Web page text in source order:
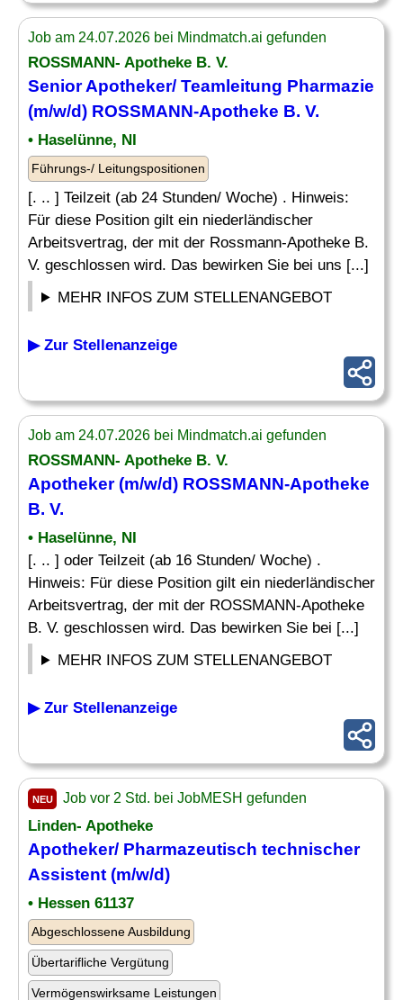
Job am 24.07.2026 bei Mindmatch.ai gefunden
ROSSMANN- Apotheke B. V.
SeniorApotheker/ Teamleitung Pharmazie
(m/w/d) ROSSMANN-Apotheke B. V.
• Haselünne, NI
Führungs-/ Leitungspositionen
[. .. ] Teilzeit (ab 24 Stunden/ Woche) . Hinweis:
Für diese Position gilt ein niederländischer
Arbeitsvertrag, der mit der Rossmann-Apotheke B.
V. geschlossen wird. Das bewirken Sie bei uns [...]
MEHR INFOS ZUM STELLENANGEBOT
▶ Zur Stellenanzeige
Job am 24.07.2026 bei Mindmatch.ai gefunden
ROSSMANN- Apotheke B. V.
Apotheker(m/w/d) ROSSMANN-Apotheke
B. V.
• Haselünne, NI
[. .. ] oder Teilzeit (ab 16 Stunden/ Woche) .
Hinweis: Für diese Position gilt ein niederländischer
Arbeitsvertrag, der mit der ROSSMANN-Apotheke
B. V. geschlossen wird. Das bewirken Sie bei [...]
MEHR INFOS ZUM STELLENANGEBOT
▶ Zur Stellenanzeige
NEU Job vor 2 Std. bei JobMESH gefunden
Linden- Apotheke
Apotheker/ Pharmazeutisch technischer
Assistent (m/w/d)
• Hessen 61137
Abgeschlossene Ausbildung
Übertarifliche Vergütung
Vermögenswirksame Leistungen